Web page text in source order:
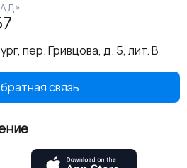
пер. Гривцова, д. 5, лит. В
связь